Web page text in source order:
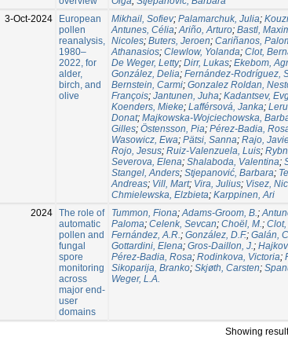
3-Oct-2024
European
pollen
reanalysis,
1980–
2022, for
alder,
birch, and
olive
Mikhail, Sofiev; Palamarchuk, Julia;
Antunes, Célia;Ariño, Arturo; Bastl,
Nicoles; Buters, Jeroen; Cariñanos,
Athanasios; Clewlow, Yolanda; Clot,
De Weger, Letty; Dirr, Lukas; Ekebom,
González, Delia; Fernández-Rodríguez,
Bernstein, Carmi; Gonzalez Roldan,
François; Jantunen, Juha; Kadantsev,
Koenders, Mieke; Lafférsová, Janka;
Donat; Majkowska-Wojciechowska,
Gilles; Östensson, Pia; Pérez-Badia,
Wasowicz, Ewa; Pätsi, Sanna; Rajo,
Rojo, Jesus; Ruiz-Valenzuela, Luis;
Severova, Elena; Shalaboda, Valentina;
Stangel, Anders; Stjepanović, Barbara;
Andreas; Vill, Mart; Vira, Julius; Visez,
Chmielewska, Elzbieta; Karppinen, Ari
2024 The role of
automatic
pollen and
fungal
spore
monitoring
across
major end-
user
domains
Tummon, Fiona;Adams-Groom, B.;
Paloma; Celenk, Sevcan; Choël, M.;
Fernández, A.R.; González, D.F.; Galán,
Gottardini, Elena; Gros-Daillon, J.;
Pérez-Badia, Rosa; Rodinkova, Victoria;
Sikoparija, Branko; Skjøth, Carsten;
Weger, L.A.
Showing